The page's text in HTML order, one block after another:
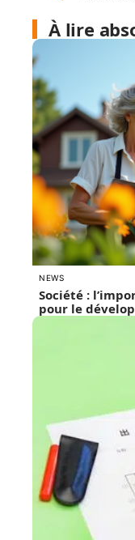
À lire
NEWS
Société :
pour le